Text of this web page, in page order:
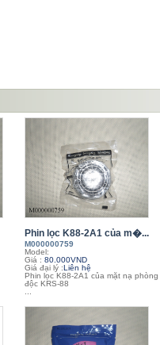
Phin lọc K88-2A1 của m�...
M000000759
Model:
Giá : 80.000VND
Giá đại lý :Liên hệ
Phin lọc K88-2A1 của mặt nạ phòng
độc KRS-88